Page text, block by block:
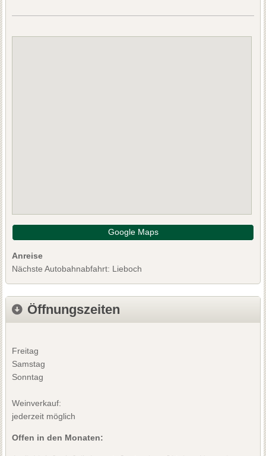
Google Maps
Anreise
Nächste Autobahnabfahrt: Lieboch
Öffnungszeiten
Freitag
Samstag
Sonntag
Weinverkauf:
jederzeit möglich
Offen in den Monaten: